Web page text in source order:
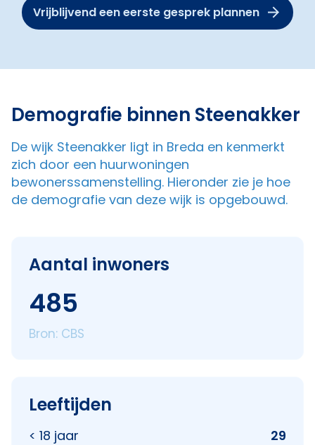
Vrijblijvend een eerste gesprek plannen
Demografie binnen Steenakker
De wijk Steenakker ligt in Breda en kenmerkt
zich door een huurwoningen
bewonerssamenstelling. Hieronder zie je hoe
de demografie van deze wijk is opgebouwd.
Aantal inwoners
485
Bron: CBS
Leeftijden
< 18 jaar
29